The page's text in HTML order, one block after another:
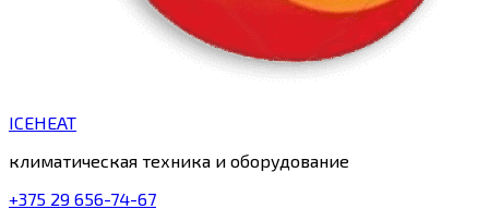
ICEHEAT
климатическая техника и оборудование
+375 29 656-74-67